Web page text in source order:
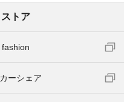
トア
fashion
ーシェア